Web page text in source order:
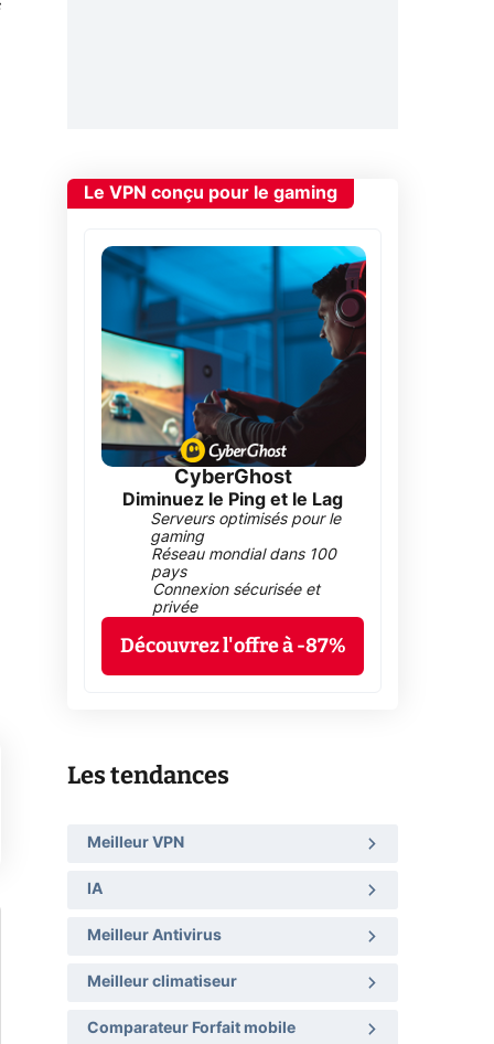
Le VPN conçu pour le gaming
CyberGhost
Diminuez le Ping et le Lag
Serveurs optimisés pour le
gaming
Réseau mondial dans 100
pays
Connexion sécurisée et
privée
Découvrez l'offre à -87%
Les tendances
Meilleur VPN
IA
Meilleur Antivirus
Meilleur climatiseur
Comparateur Forfait mobile